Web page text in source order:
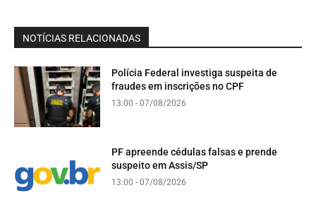
NOTÍCIAS RELACIONADAS
Polícia Federal investiga suspeita de
fraudes em inscrições no CPF
13:00 - 07/08/2026
PF apreende cédulas falsas e prende
suspeito em Assis/SP
13:00 - 07/08/2026